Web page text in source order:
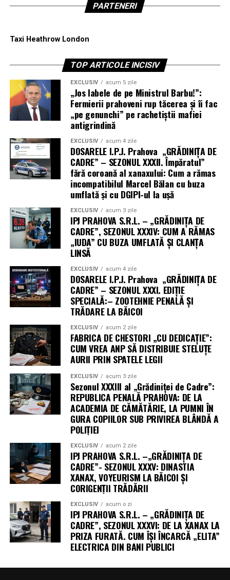
PARTENERI
Taxi Heathrow London
TOP ARTICOLE INCISIV
EXCLUSIV acum 5 zile
„Jos labele de pe Ministrul Barbu!”:
Fermierii prahoveni rup tăcerea și îi fac
„pe genunchi” pe rachetiștii mafiei
antigrindină
EXCLUSIV acum 4 zile
DOSARELE I.P.J. Prahova „GRĂDINIȚA DE
CADRE” – SEZONUL XXXII. Împăratul”
fără coroană al xanaxului: Cum a rămas
incompatibilul Marcel Bălan cu buza
umflată și cu DGIPI-ul la ușă
EXCLUSIV acum 3 zile
IPJ PRAHOVA S.R.L. – „GRĂDINIȚA DE
CADRE”, SEZONUL XXXIV: CUM A RĂMAS
„IUDA” CU BUZA UMFLATĂ ȘI CLANȚA
LINSĂ
EXCLUSIV acum 4 zile
DOSARELE I.P.J. Prahova „GRĂDINIȚA DE
CADRE” – SEZONUL XXXI. EDIȚIE
SPECIALĂ:– ZOOTEHNIE PENALĂ ȘI
TRĂDARE LA BĂICOI
EXCLUSIV acum 2 zile
FABRICA DE CHESTORI „CU DEDICAȚIE”:
CUM VREA ANP SĂ DISTRIBUIE STELUȚE
AURII PRIN SPATELE LEGII
EXCLUSIV acum 3 zile
Sezonul XXXIII al „Grădiniței de Cadre”:
REPUBLICA PENALĂ PRAHOVA: DE LA
ACADEMIA DE CĂMĂTĂRIE, LA PUMNI ÎN
GURA COPIILOR SUB PRIVIREA BLÂNDĂ A
POLIȚIEI
EXCLUSIV acum 2 zile
IPJ PRAHOVA S.R.L. –„GRĂDINIȚA DE
CADRE”- SEZONUL XXXV: DINASTIA
XANAX, VOYEURISM LA BĂICOI ȘI
CORIGENȚII TRĂDĂRII
EXCLUSIV acum o zi
IPJ PRAHOVA S.R.L. – „GRĂDINIȚA DE
CADRE”, SEZONUL XXXVI: DE LA XANAX LA
PRIZA FURATĂ. CUM ÎȘI ÎNCARCĂ „ELITA”
ELECTRICA DIN BANI PUBLICI